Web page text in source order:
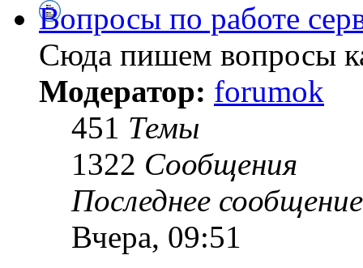
Вопросы по работе
Сюда пишем вопросы
Модератор: forumok
451 Темы
1322 Сообщения
Последнее сообщение
Вчера, 09:51